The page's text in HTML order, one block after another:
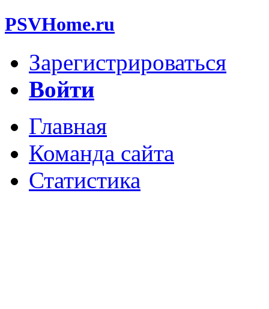
PSVHome.ru
Зарегистрироваться
Войти
Главная
Команда сайта
Статистика